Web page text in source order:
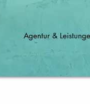
Agentur &